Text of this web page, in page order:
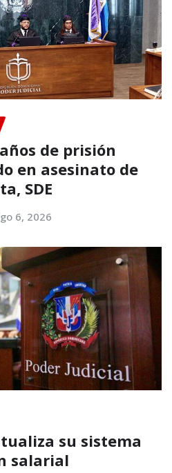
de prisión
en asesinato de
SDE
6, 2026
su sistema
salarial